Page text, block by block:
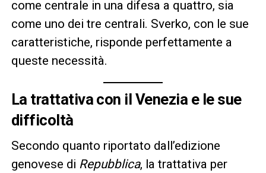
come centrale in una difesa a quattro, sia
come uno dei tre centrali. Sverko, con le sue
caratteristiche, risponde perfettamente a
queste necessità.
La trattativa con il Venezia e le sue
difficoltà
Secondo quanto riportato dall’edizione
genovese di Repubblica, la trattativa per